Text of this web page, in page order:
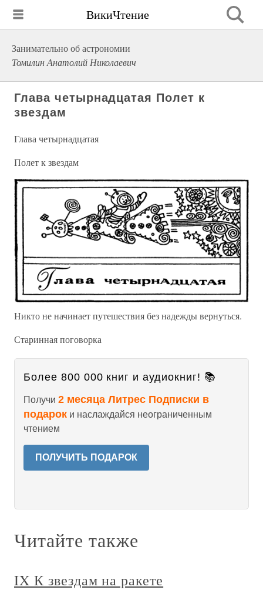
ВикиЧтение
Занимательно об астрономии
Томилин Анатолий Николаевич
Глава четырнадцатая Полет к
звездам
Глава четырнадцатая
Полет к звездам
Никто не начинает путешествия без надежды вернуться.
Старинная поговорка
Более 800 000 книг и аудиокниг! 📚
Получи 2 месяца Литрес Подписки в
подарок и наслаждайся неограниченным
чтением
ПОЛУЧИТЬ ПОДАРОК
Читайте также
IX К звездам на ракете